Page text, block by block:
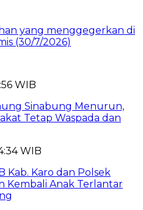
yang menggegerkan di
(30/7/2026)
WIB
Sinabung Menurun,
Tetap Waspada dan
WIB
Kab. Karo dan Polsek
Kembali Anak Terlantar